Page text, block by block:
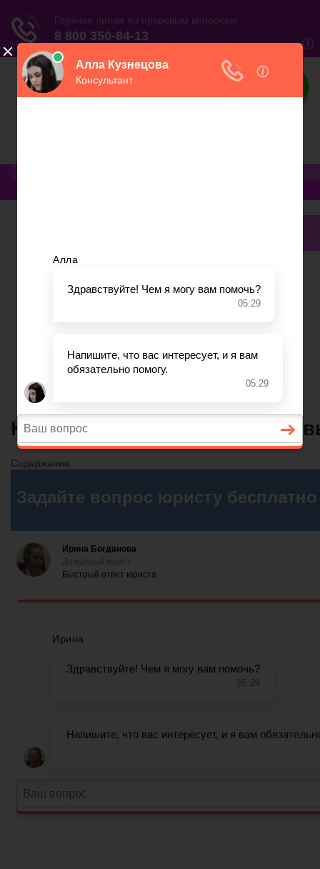
Юриспруденция
Финансовое дело
Банковское дело
Вопросы и ответы
К зданиям и сооружениям
Содержание